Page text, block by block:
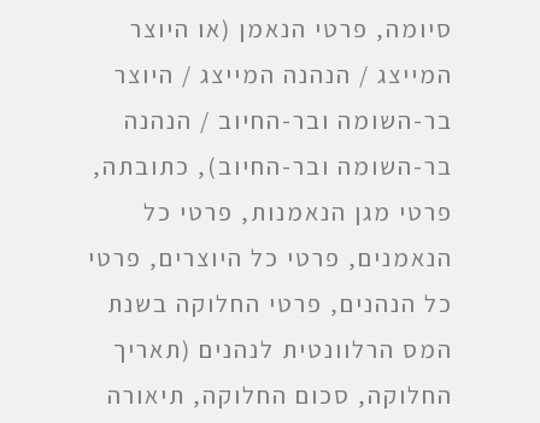
סיומה, פרטי הנאמן (או היוצר
המייצג / הנהנה המייצג / היוצר
בר-השומה ובר-החיוב / הנהנה
בר-השומה ובר-החיוב), כתובתה,
פרטי מגן הנאמנות, פרטי כל
הנאמנים, פרטי כל היוצרים, פרטי
כל הנהנים, פרטי החלוקה בשנת
המס הרלוונטית לנהנים (תאריך
החלוקה, סכום החלוקה, תיאורה